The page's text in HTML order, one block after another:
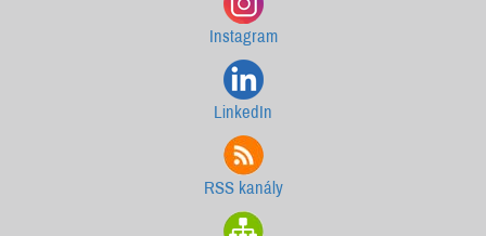
Instagram
LinkedIn
RSS kanály